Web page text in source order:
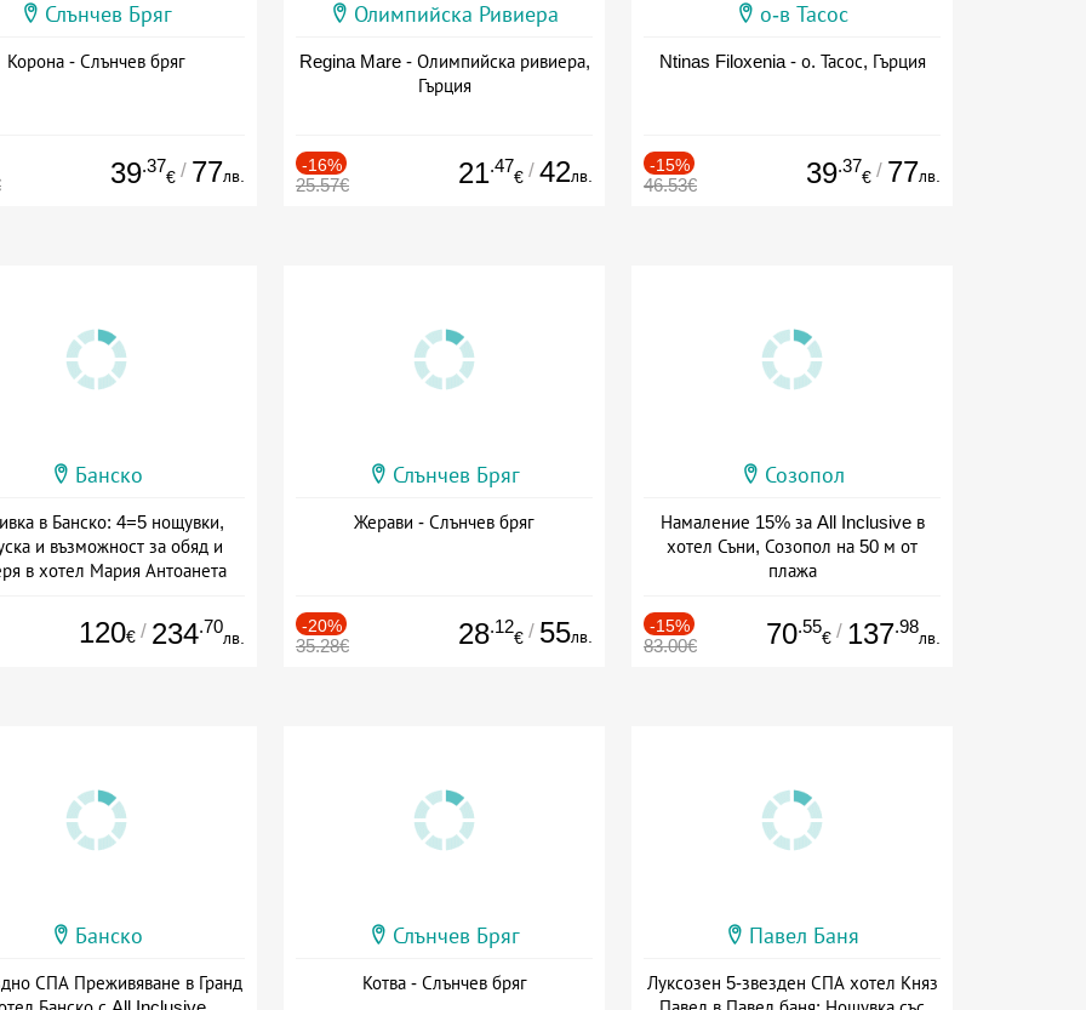
Слънчев Бряг
Корона - Слънчев бряг
39.37
€ / 77лв.
Олимпийска Ривиера
Regina Mare - Олимпийска ривиера,
Гърция
-16%
25.57€ 21.47
€ / 42лв.
о-в Тасос
Ntinas Filoxenia - о. Тасос, Гърция
-15%
46.53€ 39.37
€ / 77лв.
Банско
в Банско: 4=5 нощувки,
и възможност за обяд и
в хотел Мария Антоанета
120€ / 234.70
лв.
Слънчев Бряг
Жерави - Слънчев бряг
-20%
35.28€ 28.12
€ / 55лв.
Созопол
Намаление 15% за All Inclusive в
хотел Съни, Созопол на 50 м от
плажа
-15%
83.00€ 70.55
€ / 137.98
лв.
Банско
СПА Преживяване в Гранд
Слънчев Бряг
Котва - Слънчев бряг
Павел Баня
Луксозен 5-звезден СПА хотел Княз